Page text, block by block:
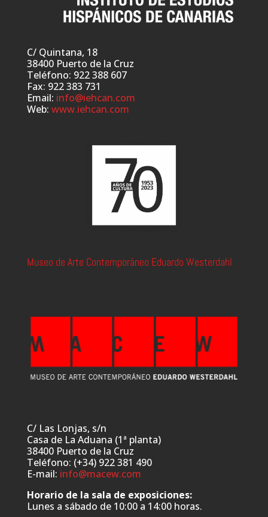
C/ Quintana, 18
38400 Puerto de la Cruz
Teléfono: 922 388 607
Fax: 922 383 731
Email: info@iehcan.com
Web: www.iehcan.com
Museo de Arte Contemporáneo Eduardo Westerdahl
C/ Las Lonjas, s/n
Casa de La Aduana (1ª planta)
38400 Puerto de la Cruz
Teléfono: (+34) 922 381 490
E-mail: info@macew.com
Horario de la sala de exposiciones:
Lunes a sábado de 10:00 a 14:00 horas.